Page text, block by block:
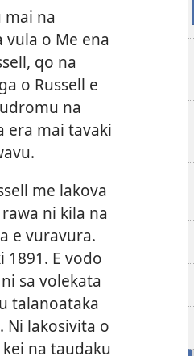
mai na
o Me ena
qo na
o Russell e
na
era mai tavaki
me lakova
ni kila na
e vuravura.
1891. E vodo
sa volekata
talanoataka
Ni lakosivita o
na taudaku